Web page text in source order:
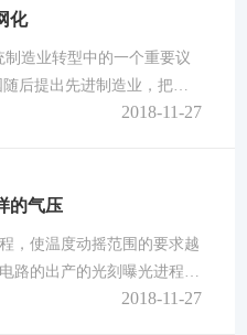
固溶温度以上； 2.工业铝
降
化
制造业转型中的一个重要议
后提出先进制造业，把先
出“中国制造2025”，所有这
代表了一个方向，也就是全
2018-11-27
的气压
，使温度动摇范围的要求越
路的出产的光刻曝光进程
大系数之间的差异越来越小
2018-11-27